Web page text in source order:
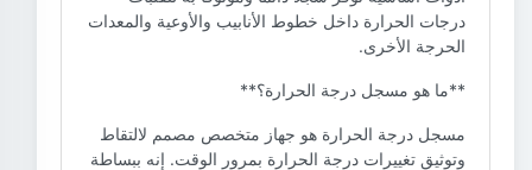
درجات الحرارة داخل خطوط الأنابيب والأوعية والمعدات
الحرجة الأخرى.
**ما هو مسجل درجة الحرارة؟**
مسجل درجة الحرارة هو جهاز متخصص مصمم لالتقاط
وتوثيق تغييرات درجة الحرارة بمرور الوقت. إنه ببساطة